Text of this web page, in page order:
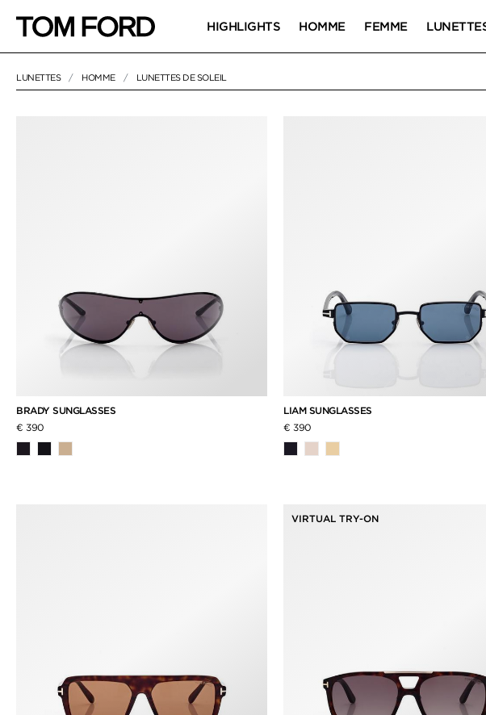
HIGHLIGHTS HOMME FEMME
LUNETTES HOMME LUNETTES DE SOLEIL
NULL "LUNETTES DE SOLEIL"
BRADY SUNGLASSES
€ 390
LIAM SUNGLASSES
€ 390
VIRTUAL TRY-ON